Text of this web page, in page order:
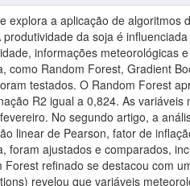
explora a aplicação de
produtividade da soja é
informações meteorológicas
como Random Forest, Gradient
testados. O Random Forest
R2 igual a 0,824. As
No segundo artigo, a
linear de Pearson, fator de
foram ajustados e comparados,
Forest refinado se destacou com
revelou que variáveis